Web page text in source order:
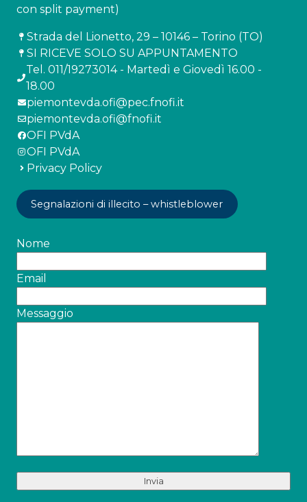
con split payment)
Strada del Lionetto, 29 – 10146 – Torino (TO)
SI RICEVE SOLO SU APPUNTAMENTO
Tel. 011/19273014 - Martedì e Giovedì 16.00 -
18.00
piemontevda.ofi@pec.fnofi.it
piemontevda.ofi@fnofi.it
OFI PVdA
OFI PVdA
Privacy Policy
Segnalazioni di illecito – whistleblower
Nome
Email
Messaggio